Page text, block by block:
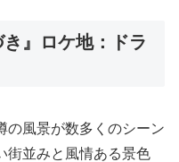
』ロケ地：ドラ
の風景が数多くのシーン
街並みと風情ある景色